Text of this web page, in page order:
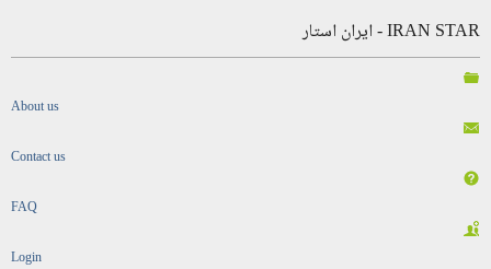
IRAN STAR - ایران استار
About us
Contact us
FAQ
Login